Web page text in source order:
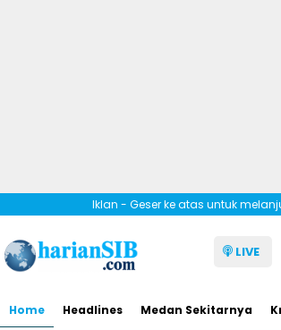
Iklan - Geser ke atas untuk
LIVE
Home Headlines Medan Sekitarnya